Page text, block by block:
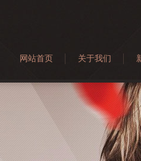
网站首页 关于我们